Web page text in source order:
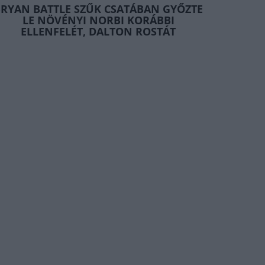
BATTLE SZŰK CSATÁBAN GYŐZTE
LE NÖVÉNYI NORBI KORÁBBI
ELLENFELÉT, DALTON ROSTÁT